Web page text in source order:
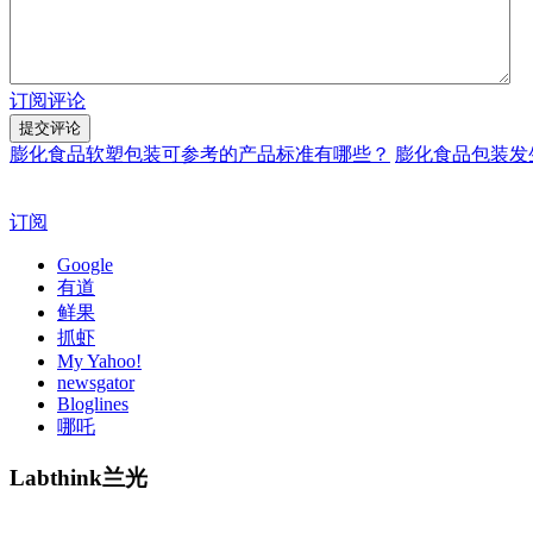
订阅评论
膨化食品软塑包装可参考的产品标准有哪些？ 膨化食品包装
订阅
Google
有道
鲜果
抓虾
My Yahoo!
newsgator
Bloglines
哪吒
Labthink兰光